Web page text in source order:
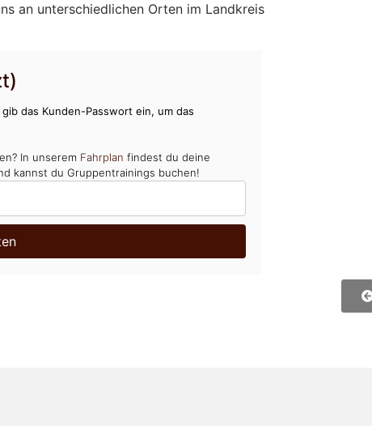
an unterschiedlichen Orten im Landkreis
das Kunden-Passwort ein, um das
In unserem Fahrplan findest du deine
kannst du Gruppentrainings buchen!